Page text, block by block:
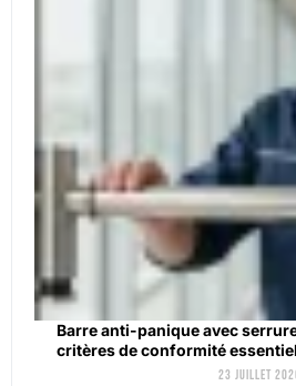
Barre anti-panique avec
critères de conformité
23 juillet